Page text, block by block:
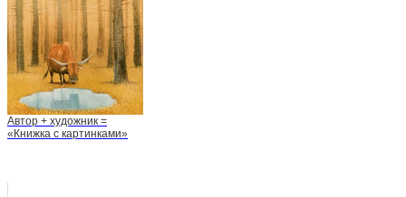
Автор + художник =
«Книжка с картинками»